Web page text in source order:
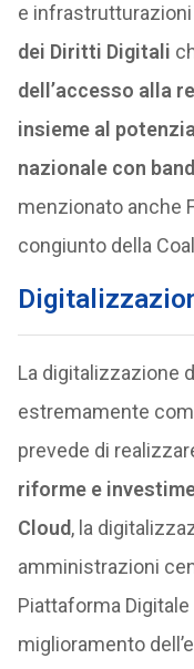
e
dei Diritti Digitali
dell’accesso alla
insieme al
nazionale con
menzionato anche
congiunto della
La digitalizzazione
estremamente
prevede di
riforme e
Cloud, la
amministrazioni
Piattaforma Digitale
miglioramento